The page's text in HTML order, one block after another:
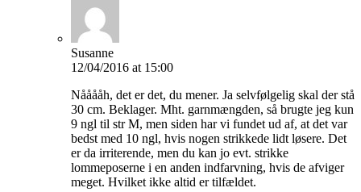
Susanne
12/04/2016 at 15:00
Nååååh, det er det, du mener. Ja selvfølgelig skal der stå
30 cm. Beklager. Mht. garnmængden, så brugte jeg kun
9 ngl til str M, men siden har vi fundet ud af, at det var
bedst med 10 ngl, hvis nogen strikkede lidt løsere. Det
er da irriterende, men du kan jo evt. strikke
lommeposerne i en anden indfarvning, hvis de afviger
meget. Hvilket ikke altid er tilfældet.